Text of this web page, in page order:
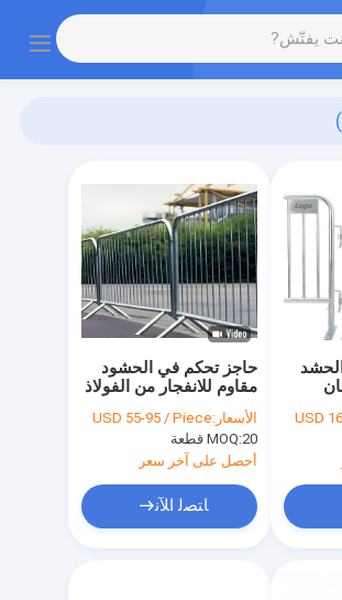
حاجز تحكم في الحشود
مقاوم للانفجار من الفولاذ
1.1 متر لتعزيز الأمان
الأسعار:USD 55-95 / Piece
MOQ:20 قطعة
أحصل على آخر سعر
ﺎﺘﺼﻟ ﺍﻶﻧ
USD